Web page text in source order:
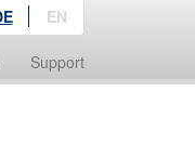
Support
EN